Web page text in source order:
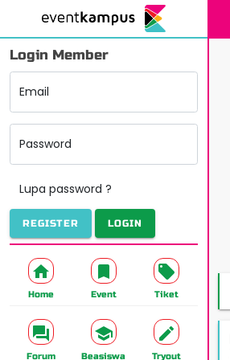
Login Member
Email
Password
Lupa password ?
REGISTER LOGIN
Home Event Tiket
Forum Beasiswa Tryout